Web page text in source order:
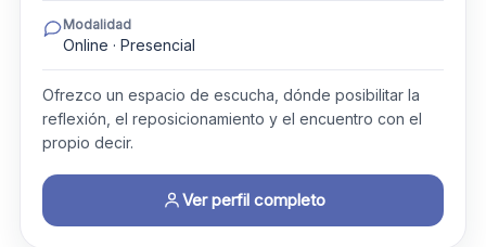
Modalidad
Online · Presencial
Ofrezco un espacio de escucha, dónde posibilitar la
reflexión, el reposicionamiento y el encuentro con el
propio decir.
Ver perfil completo